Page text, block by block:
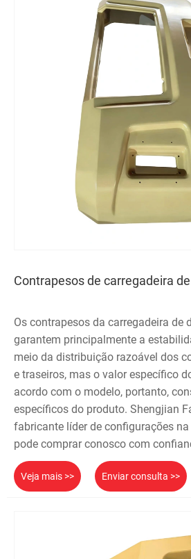
Contrapesos de carregadeira
Os contrapesos da carregadeira de
garantem principalmente a
meio da distribuição razoável dos
e traseiros, mas o valor específico
acordo com o modelo, portanto,
específicos do produto. Shengjian
fabricante líder de configurações
pode comprar conosco com
Veja mais >> Enviar consulta >>